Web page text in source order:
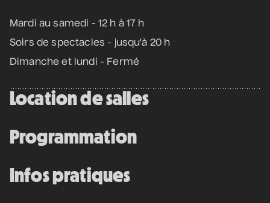
Mardi au samedi - 12 h à 17 h
Soirs de spectacles - jusqu'à 20 h
Dimanche et lundi - Fermé
Location de salles
Programmation
Infos pratiques